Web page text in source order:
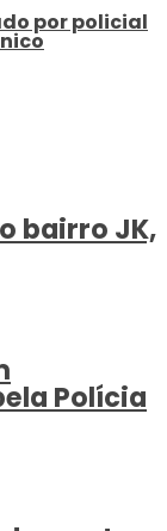
por policial
bairro JK,
Polícia